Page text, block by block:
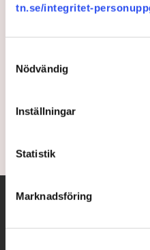
tn.se/integritet-
Nödvändig
Inställningar
Statistik
Marknadsföring
handling”
Regeringen måste
byggkrisen. Det menar
bostadsministern